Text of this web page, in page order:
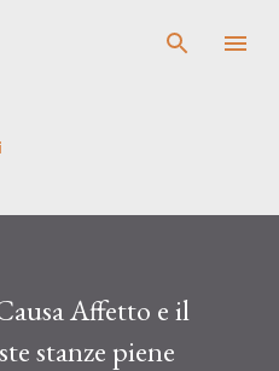
Affetto e il
stanze piene